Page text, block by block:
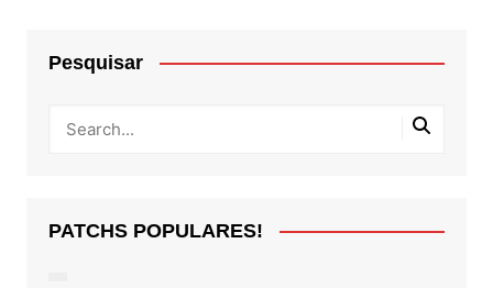
Pesquisar
PATCHS POPULARES!